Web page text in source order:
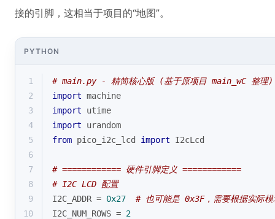
接的引脚，这相当于项目的“地图”。
PYTHON
1
# main.py - 精简核心版 (基于原项目 main_wC 整理)
2
import machine
3
import utime
4
import urandom
5
from pico_i2c_lcd import I2cLcd
6
7
# ============ 硬件引脚定义 ============
8
# I2C LCD 配置
9
I2C_ADDR = 0x27
# 也可能是 0x3F，需要根据实际模
10
I2C_NUM_ROWS = 2